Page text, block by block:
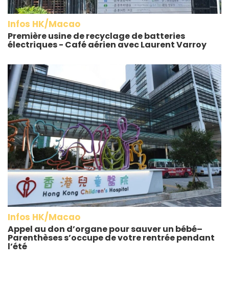
Infos HK/Macao
Première usine de recyclage de batteries
électriques - Café aérien avec Laurent Varroy
Infos HK/Macao
Appel au don d’organe pour sauver un bébé–
Parenthèses s’occupe de votre rentrée pendant
l’été